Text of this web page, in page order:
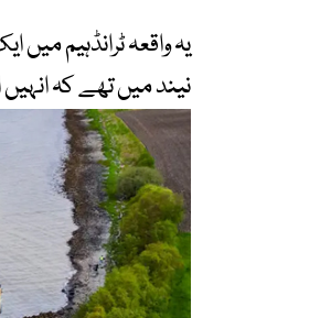
یہ واقعہ ٹرانڈہیم
نیند میں تھے کہ